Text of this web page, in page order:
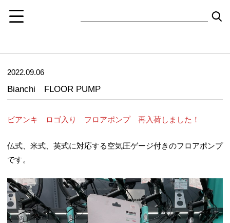
2022.09.06
Bianchi FLOOR PUMP
ビアンキ ロゴ入り フロアポンプ 再入荷しました！
仏式、米式、英式に対応する空気圧ゲージ付きのフロアポンプ
です。